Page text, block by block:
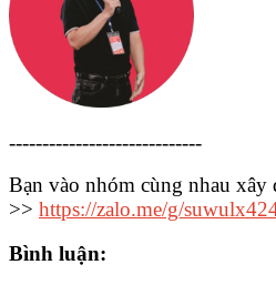
-----------------------------
Bạn vào nhóm cùng nhau xây
>> https://zalo.me/g/
Bình luận: